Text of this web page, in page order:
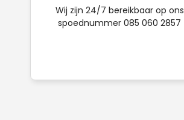
Wij zijn 24/7 bereikbaar op ons
spoednummer 085 060 2857